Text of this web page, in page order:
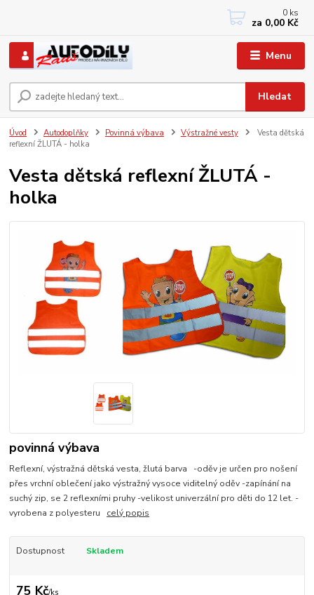
Menu
Hledat
+420 733767377
PO-PÁ: 8 - 12, 13 - 17
0 ks
za 0,00 Kč
Úvod Autodoplňky Povinná výbava Výstražné vesty
Vesta dětská
reflexní ŽLUTÁ - holka
Vesta dětská reflexní ŽLUTÁ -
holka
povinná výbava
Reflexní, výstražná dětská vesta, žlutá barva -oděv je určen pro nošení
přes vrchní oblečení jako výstražný vysoce viditelný oděv -zapínání na
suchý zip, se 2 reflexními pruhy -velikost univerzální pro děti do 12 let. -
vyrobena z polyesteru celý popis
Dostupnost Skladem
75 Kč/ks